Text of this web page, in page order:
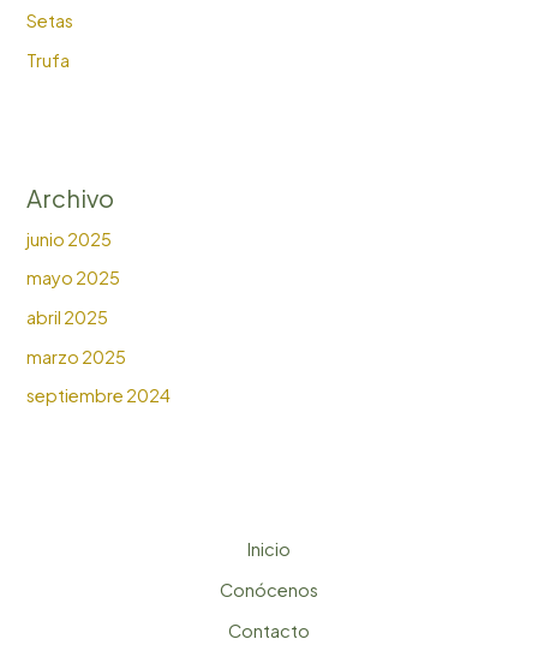
Setas
Trufa
Archivo
junio 2025
mayo 2025
abril 2025
marzo 2025
septiembre 2024
Inicio
Conócenos
Contacto